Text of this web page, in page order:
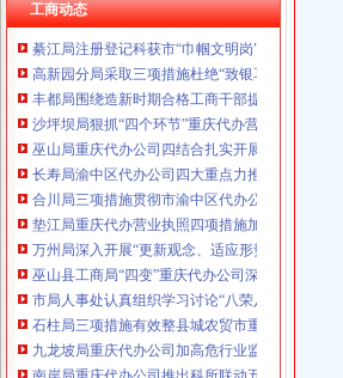
工商动态
綦江局注册登记科获市“巾帼文明岗”渝中区工商代
高新园分局采取三项措施杜绝“致银耳”重庆代办
丰都局围绕造新时期合格工商干部提出“十问”重
沙坪坝局狠抓“四个环节”重庆代办营业执照着力
巫山局重庆代办公司四结合扎实开展个体验照工作
长寿局渝中区代办公司四大重点力推进风廉政建设
合川局三项措施贯彻市渝中区代办公司局风廉政
垫江局重庆代办营业执照四项措施加风廉政建设
万州局深入开展“更新观念、适应形势”渝中区代
巫山县工商局“四变”重庆代办公司深化练活动
市局人事处认真组织学习讨论“八荣八耻”渝中区
石柱局三项措施有效整县城农贸市重庆代办营业执
九龙坡局重庆代办公司加高危行业监管
南岸局重庆代办公司推出科所联动五大制度加工
梁平局推行 “三卡”重庆代办公司服务制度